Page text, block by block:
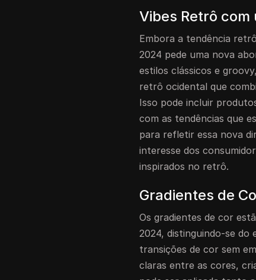
Vibes Retrô
Embora a tendência
2024 pede uma nova
estilos clássicos e
retrô ocidental que
Isso pode incluir
com as tendências que
para refletir essa nova
interesse dos
inspirados no retrô.
Gradientes de
Os gradientes de cor
2024, distinguindo-se
transições de cor sem
claras entre as cores,